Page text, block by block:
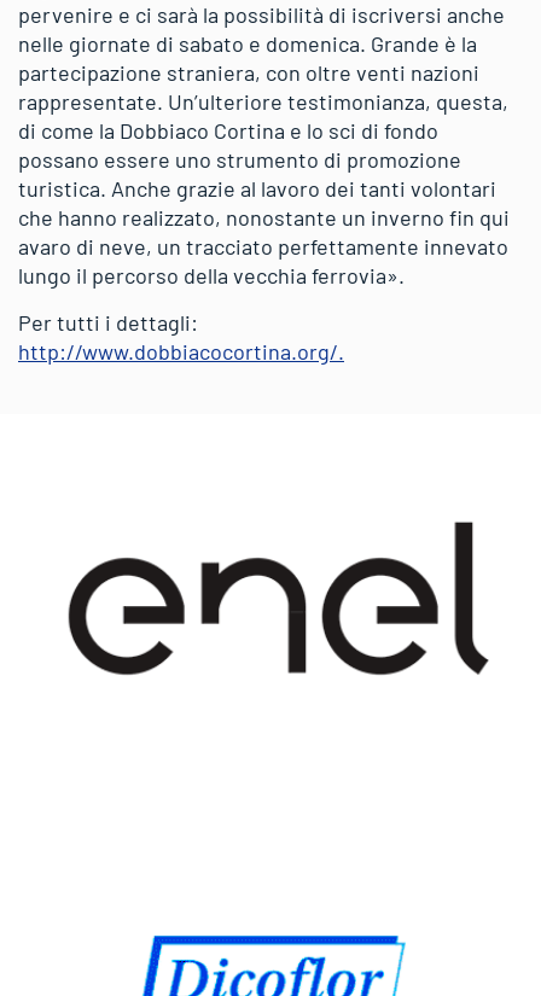
pervenire e ci sarà la possibilità di iscriversi anche
nelle giornate di sabato e domenica. Grande è la
partecipazione straniera, con oltre venti nazioni
rappresentate. Un’ulteriore testimonianza, questa,
di come la Dobbiaco Cortina e lo sci di fondo
possano essere uno strumento di promozione
turistica. Anche grazie al lavoro dei tanti volontari
che hanno realizzato, nonostante un inverno fin qui
avaro di neve, un tracciato perfettamente innevato
lungo il percorso della vecchia ferrovia».
Per tutti i dettagli:
http://www.dobbiacocortina.org/.